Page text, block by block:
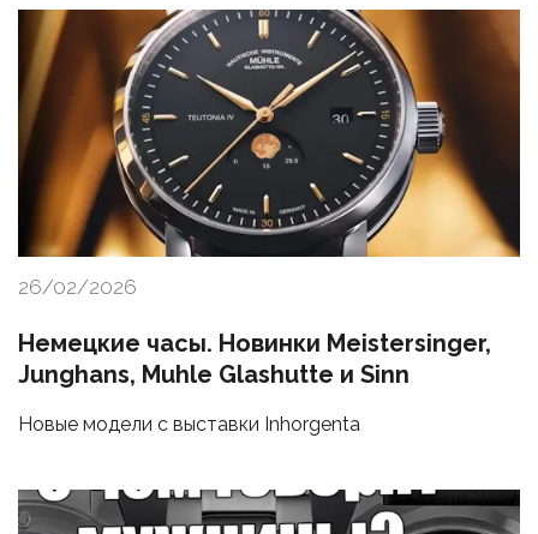
26/02/2026
Немецкие часы. Новинки Meistersinger,
Junghans, Muhle Glashutte и Sinn
Новые модели с выставки Inhorgenta